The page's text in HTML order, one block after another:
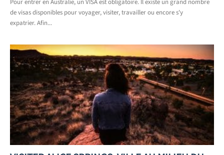
Pour entrer en Australie, un VISA est obligatoire. Il existe un grand nombre
de visas disponibles pour voyager, visiter, travailler ou encore s'y
expatrier. Afin...